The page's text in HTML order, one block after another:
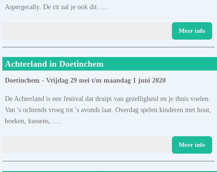
Aspergerally. De rit zal je ook dit......
Meer info
Achterland in Doetinchem
Doetinchem - Vrijdag 29 mei t/m maandag 1 juni 2020
De Achterland is een festival dat druipt van gezelligheid en je thuis voelen.
Van 's ochtends vroeg tot 's avonds laat. Overdag spelen kinderen met hout,
boeken, kussens,......
Meer info